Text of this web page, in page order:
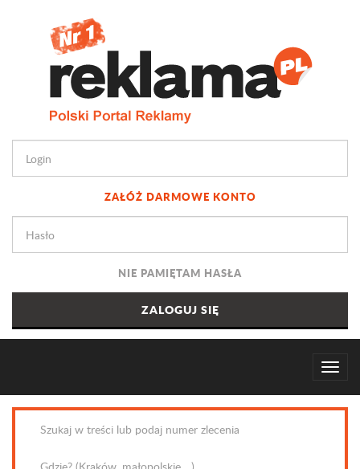
ZAŁÓŻ DARMOWE KONTO
NIE PAMIĘTAM HASŁA